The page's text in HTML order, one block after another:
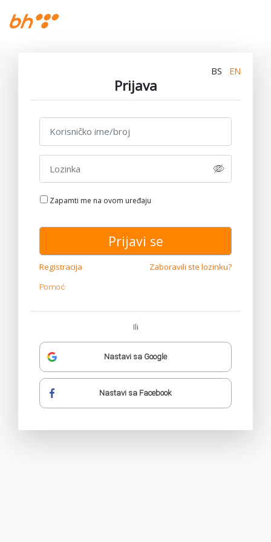
BS EN
Prijava
Zapamti me na ovom uređaju
Prijavi se
Registracija Zaboravili ste lozinku?
Pomoć
Ili
Nastavi sa Google
Nastavi sa Facebook